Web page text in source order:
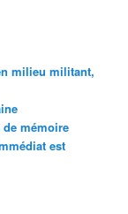
milieu militant,
de mémoire
est